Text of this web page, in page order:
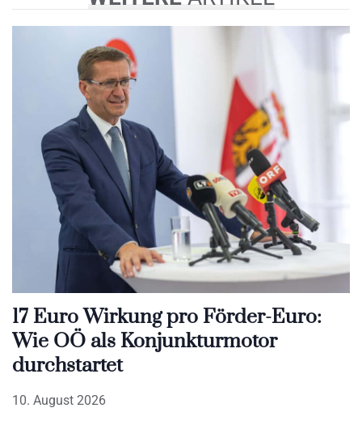
17 Euro Wirkung pro Förder-Euro:
Wie OÖ als Konjunkturmotor
durchstartet
10. August 2026